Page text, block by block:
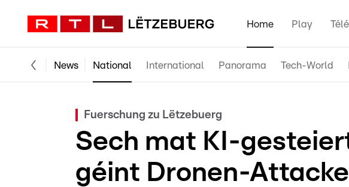
Home Play Télé
News National International Panorama Tech-World
Fuerschung zu Lëtzebuerg
Sech mat KI-
géint Dronen-